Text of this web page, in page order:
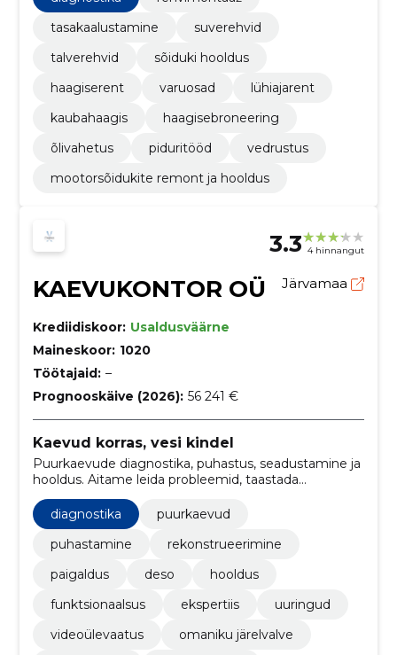
tasakaalustamine
suverehvid
talverehvid
sõiduki hooldus
haagiserent
varuosad
lühiajarent
kaubahaagis
haagisebroneering
õlivahetus
piduritööd
vedrustus
mootorsõidukite remont ja hooldus
3.3 4 hinnangut
KAEVUKONTOR OÜ Järvamaa
Krediidiskoor: Usaldusväärne
Maineskoor: 1020
Töötajaid: –
Prognooskäive (2026): 56 241 €
Kaevud korras, vesi kindel
Puurkaevude diagnostika, puhastus, seadustamine ja
hooldus. Aitame leida probleemid, taastada
töökindluse ja toetada nii tehnilisi kui ka
vormistusvajadusi.
diagnostika
puurkaevud
puhastamine
rekonstrueerimine
paigaldus
deso
hooldus
funktsionaalsus
ekspertiis
uuringud
videoülevaatus
omaniku järelvalve